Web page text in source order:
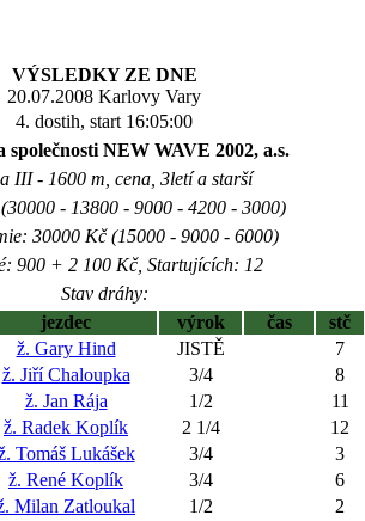
VÝSLEDKY ZE DNE
20.07.2008 Karlovy Vary
4. dostih, start 16:05:00
společnosti NEW WAVE 2002, a.s.
III - 1600 m, cena, 3letí a starší
- 13800 - 9000 - 4200 - 3000)
30000 Kč (15000 - 9000 - 6000)
900 + 2 100 Kč, Startujících: 12
Stav dráhy:
jezdec výrok čas stč
ž. Gary Hind JISTĚ 7
ž. Jiří Chaloupka 3/4 8
ž. Jan Rája 1/2 11
ž. Radek Koplík 2 1/4 12
Tomáš Lukášek 3/4 3
ž. René Koplík 3/4 6
Milan Zatloukal 1/2 2